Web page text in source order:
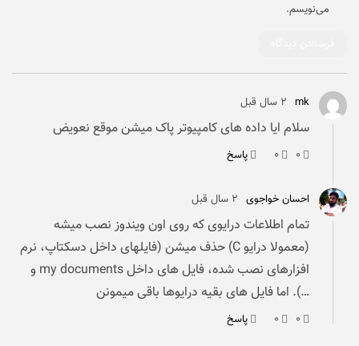
می‌نویسم.
mk ۲ سال قبل
سلام ایا داده های کامپیوتر پاک میشن موقع نعویض
۰ ۰ پاسخ
احسان خواجوی ۲ سال قبل
تمام اطلاعات درایوی که روی اون ویندوز نصب میشه
(معمولا درایو C) حذف میشن (فایلهای داخل دسکتاپ، نرم
افزارهای نصب شده، فایل های داخل my documents و
…). اما فایل های بقیه درایوها باقی میمونن
۰ ۰ پاسخ